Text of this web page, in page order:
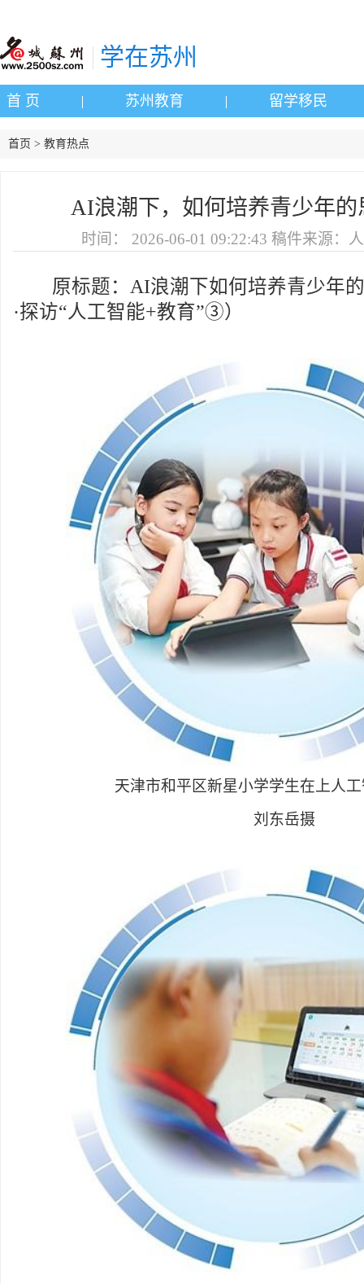
学在苏州
首 页 苏州教育 留学移民
首页 > 教育热点
AI浪潮下，如何培养青少年的
时间： 2026-06-01 09:22:43 稿件来源：
原标题：AI浪潮下如何培养青少年的
·探访“人工智能+教育”③）
天津市和平区新星小学学生在上人工
刘东岳摄